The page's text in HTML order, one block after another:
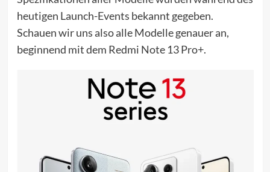
heutigen Launch-Events bekannt gegeben.
Schauen wir uns also alle Modelle genauer an,
beginnend mit dem Redmi Note 13 Pro+.